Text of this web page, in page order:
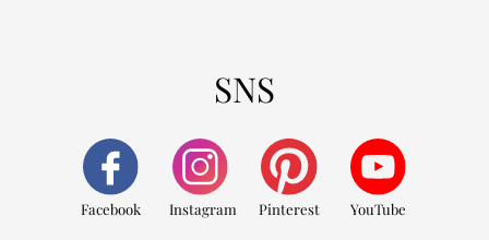
SNS
Facebook Instagram Pinterest YouTube